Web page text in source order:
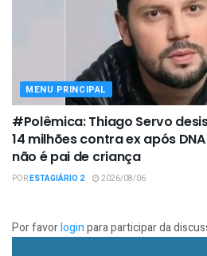
MENU PRINCIPAL
#Polêmica: Thiago Servo
14 milhões contra ex após
não é pai de criança
PORESTAGIÁRIO 2 2026/08/06
Por favorloginpara participar da